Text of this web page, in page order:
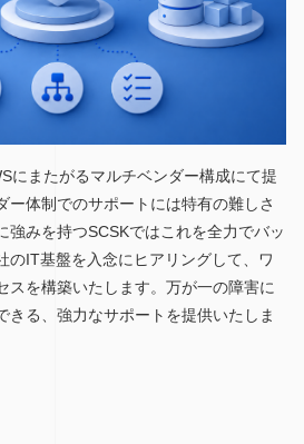
にまたがるマルチベンダー構成にて提
ー体制でのサポートには特有の難しさ
強みを持つSCSKではこれを全力でバッ
のIT基盤を入念にヒアリングして、ワ
スを構築いたします。万が一の障害に
きる、強力なサポートを提供いたしま